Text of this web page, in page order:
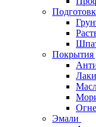
Покрытия
Эмали